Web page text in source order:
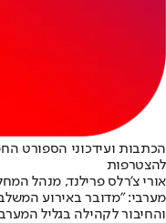
הכתבות ועידכוני הספורט
להצטרפות
אורי צ'רלס פרילנד, מנהל
מערבי: "מדובר באירוע
והחיבור לקהילה בגליל